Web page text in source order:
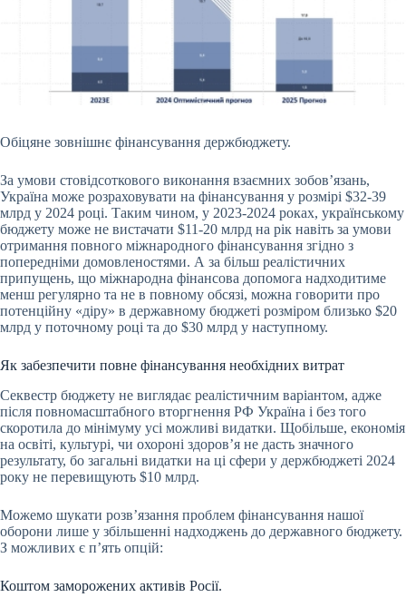
Обіцяне зовнішнє фінансування держбюджету.
За умови стовідсоткового виконання взаємних зобов’язань,
Україна може розраховувати на фінансування у розмірі $32-39
млрд у 2024 році. Таким чином, у 2023-2024 роках, українському
бюджету може не вистачати $11-20 млрд на рік навіть за умови
отримання повного міжнародного фінансування згідно з
попередніми домовленостями. А за більш реалістичних
припущень, що міжнародна фінансова допомога надходитиме
менш регулярно та не в повному обсязі, можна говорити про
потенційну «діру» в державному бюджеті розміром близько $20
млрд у поточному році та до $30 млрд у наступному.
Як забезпечити повне фінансування необхідних витрат
Секвестр бюджету не виглядає реалістичним варіантом, адже
після повномасштабного вторгнення РФ Україна і без того
скоротила до мінімуму усі можливі видатки. Щобільше, економія
на освіті, культурі, чи охороні здоров’я не дасть значного
результату, бо загальні видатки на ці сфери у держбюджеті 2024
року не перевищують $10 млрд.
Можемо шукати розвʼязання проблем фінансування нашої
оборони лише у збільшенні надходжень до державного бюджету.
З можливих є п’ять опцій:
Коштом заморожених активів Росії.